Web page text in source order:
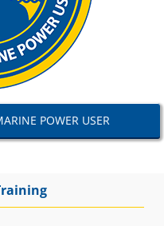
POWER USER